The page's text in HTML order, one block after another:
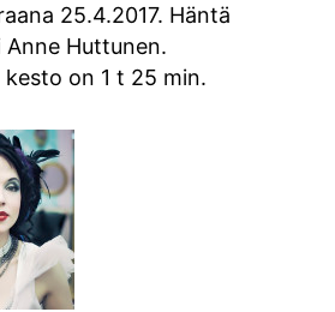
25.4.2017. Häntä
Huttunen.
kesto on 1 t 25 min.